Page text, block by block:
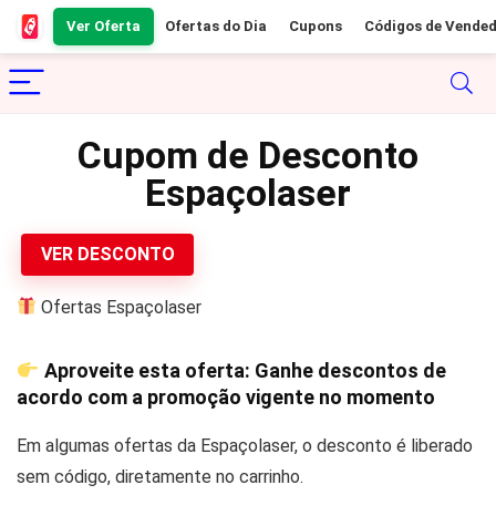
Ver Oferta Ofertas do Dia Cupons Códigos de
Cupom de Desconto
Espaçolaser
VER DESCONTO
Ofertas Espaçolaser
Aproveite esta oferta: Ganhe descontos de
acordo com a promoção vigente no momento
Em algumas ofertas da Espaçolaser, o desconto é liberado
sem código, diretamente no carrinho.